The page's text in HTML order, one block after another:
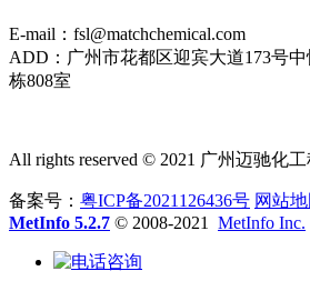
E-mail：fsl@matchchemical.com
ADD：广州市花都区迎宾大道173号
栋808室
All rights reserved © 2021 广州迈驰化
备案号： 粤ICP备2021126436号 网站地
MetInfo 5.2.7 © 2008-2021 MetInfo Inc.